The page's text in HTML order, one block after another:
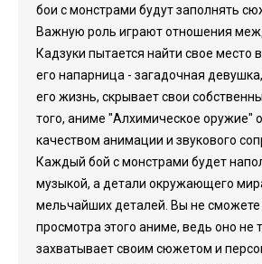
бои с монстрами будут заполнять
Важную роль играют отношения
Кадзуки пытается найти свое место
его напарница - загадочная
его жизнь, скрывает свои
того, аниме "Алхимическое оружие"
качеством анимации и звукового
Каждый бой с монстрами будет
музыкой, а детали окружающего
мельчайших деталей. Вы не сможете
просмотра этого аниме, ведь оно не
захватывает своим сюжетом и